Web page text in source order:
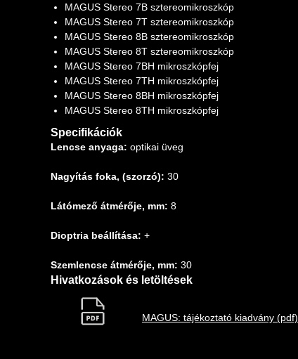
MAGUS Stereo 7B sztereomikroszkóp
MAGUS Stereo 7T sztereomikroszkóp
MAGUS Stereo 8B sztereomikroszkóp
MAGUS Stereo 8T sztereomikroszkóp
MAGUS Stereo 7BH mikroszkópfej
MAGUS Stereo 7TH mikroszkópfej
MAGUS Stereo 8BH mikroszkópfej
MAGUS Stereo 8TH mikroszkópfej
Specifikációk
Lencse anyaga: optikai üveg
Nagyítás foka, (szorzó): 30
Látómező átmérője, mm: 8
Dioptria beállítása: +
Szemlencse átmérője, mm: 30
Hivatkozások és letöltések
MAGUS: tájékoztató kiadvány (pdf)